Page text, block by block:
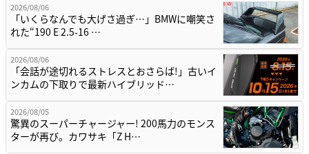
2026/08/06
「いくらなんでも大げさ過ぎ…」BMWに嘲笑さ
れた“190 E 2.5-16 …
2026/08/06
「会話が途切れるストレスとおさらば!」古いイ
ンカムの下取りで最新ハイブリッド…
2026/08/05
驚異のスーパーチャージャー! 200馬力のモンス
ターが再び。カワサキ「Z H…